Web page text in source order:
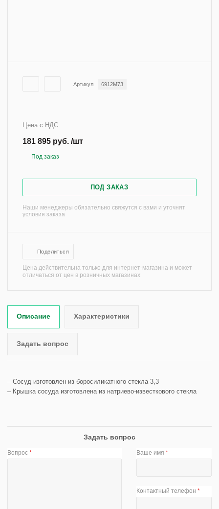
Артикул 6912M73
Цена с НДС
181 895 руб. /шт
Под заказ
ПОД ЗАКАЗ
Наши менеджеры обязательно свяжутся с вами и уточнят
условия заказа
Поделиться
Цена действительна только для интернет-магазина и может
отличаться от цен в розничных магазинах
Описание Характеристики
Задать вопрос
– Сосуд изготовлен из боросиликатного стекла 3,3
– Крышка сосуда изготовлена из натриево-известкового стекла
Задать вопрос
Вопрос * Ваше имя*
Контактный телефон*